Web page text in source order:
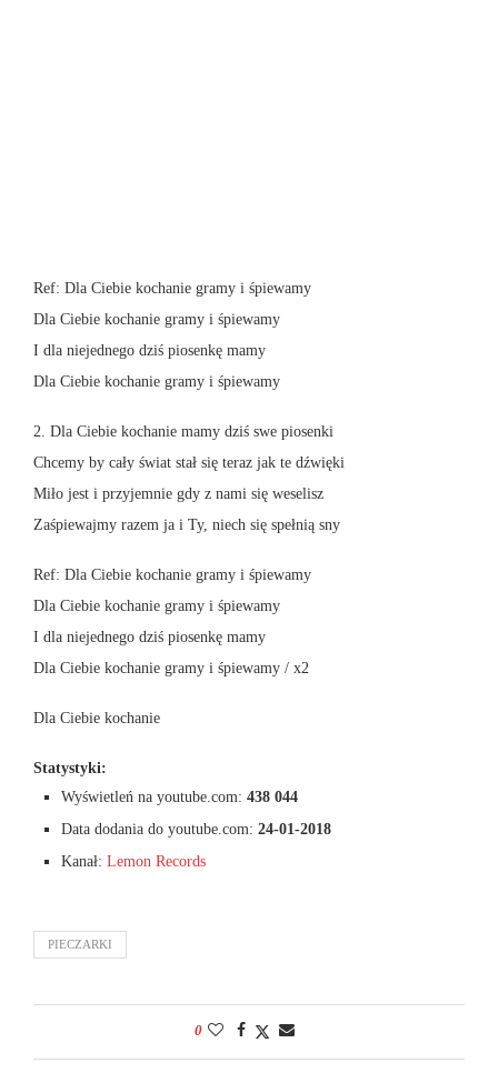
Ref: Dla Ciebie kochanie gramy i śpiewamy
Dla Ciebie kochanie gramy i śpiewamy
I dla niejednego dziś piosenkę mamy
Dla Ciebie kochanie gramy i śpiewamy
2. Dla Ciebie kochanie mamy dziś swe piosenki
Chcemy by cały świat stał się teraz jak te dźwięki
Miło jest i przyjemnie gdy z nami się weselisz
Zaśpiewajmy razem ja i Ty, niech się spełnią sny
Ref: Dla Ciebie kochanie gramy i śpiewamy
Dla Ciebie kochanie gramy i śpiewamy
I dla niejednego dziś piosenkę mamy
Dla Ciebie kochanie gramy i śpiewamy / x2
Dla Ciebie kochanie
Statystyki:
Wyświetleń na youtube.com: 438 044
Data dodania do youtube.com: 24-01-2018
Kanał: Lemon Records
PIECZARKI
0